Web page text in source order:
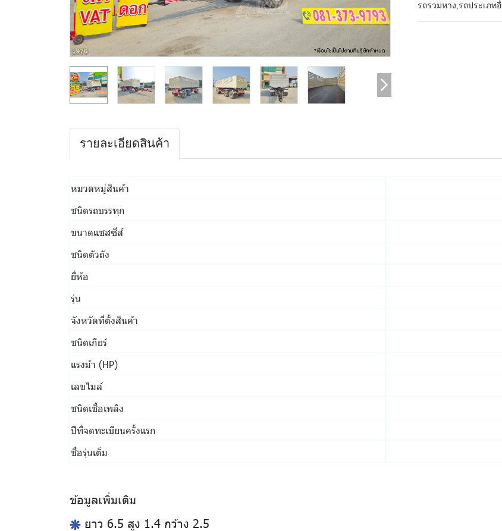
รถรวมหาง รถประเภท
รายละเอียดสินค้า
หมวดหมู่สินค้า
ชนิดรถบรรทุก
ขนาดแชสซีส์
ชนิดตัวถัง
ยี่ห้อ
รุ่น
จังหวัดที่ตั้งสินค้า
ชนิดเกียร์
แรงม้า (HP)
เลขไมล์
ชนิดเชื้อเพลิง
ปีที่จดทะเบียนครั้งแรก
ชื่อรุ่นเต็ม
ข้อมูลเพิ่มเติม
ยาว 6.5 สูง 1.4 กว้าง 2.5